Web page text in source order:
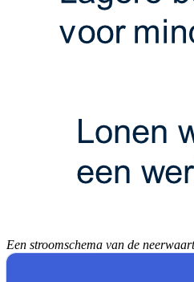
Een stroomschema van de